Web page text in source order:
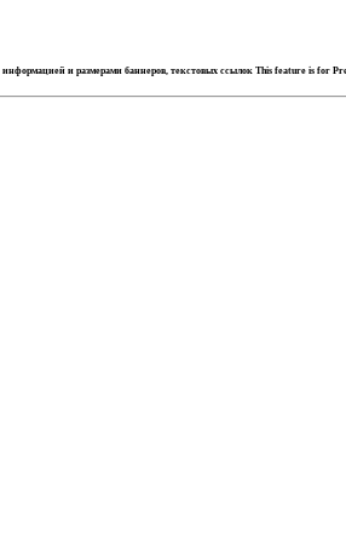
информацией и размерами баннеров, текстовых ссылок This feature is for